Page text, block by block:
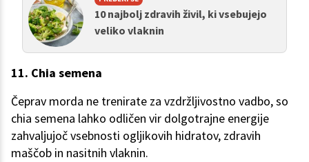
10 najbolj zdravih živil, ki vsebujejo
veliko vlaknin
11. Chia semena
Čeprav morda ne trenirate za vzdržljivostno vadbo, so
chia semena lahko odličen vir dolgotrajne energije
zahvaljujoč vsebnosti ogljikovih hidratov, zdravih
maščob in nasitnih vlaknin.